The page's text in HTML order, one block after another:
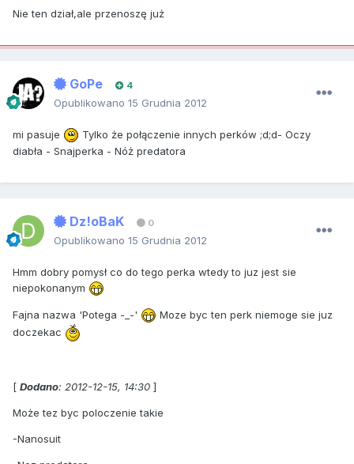
Nie ten dział,ale przenoszę już
GoPe 4
Opublikowano 15 Grudnia 2012
mi pasuje
Tylko że połączenie innych perków ;d;d- Oczy
diabła - Snajperka - Nóż predatora
Dz!oBaK 0
Opublikowano 15 Grudnia 2012
Hmm dobry pomysł co do tego perka wtedy to juz jest sie
niepokonanym
Fajna nazwa 'Potega -_-'
Moze byc ten perk niemoge sie juz
doczekac
[ Dodano: 2012-12-15, 14:30 ]
Może tez byc poloczenie takie
-Nanosuit